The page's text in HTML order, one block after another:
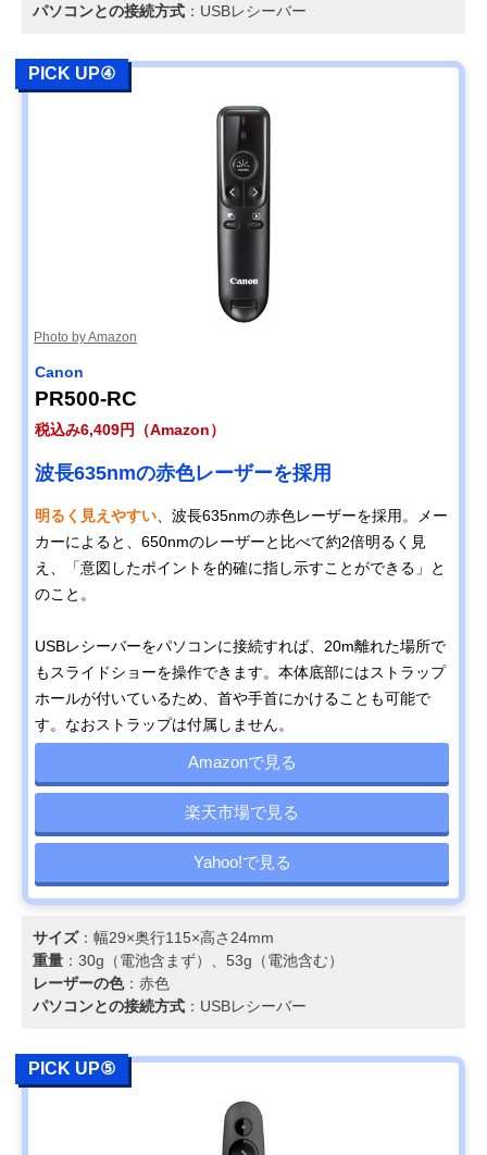
パソコンとの接続方式 ：USBレシーバー
PICK UP④
Photo by Amazon
Canon
PR500-RC
税込み6,409円（Amazon）
波長635nmの赤色レーザーを採用
明るく見えやすい 、波長635nmの赤色レーザーを採用。メー
カーによると、650nmのレーザーと比べて約2倍明るく見
え、「意図したポイントを的確に指し示すことができる」と
のこと。
USBレシーバーをパソコンに接続すれば、20m離れた場所で
もスライドショーを操作できます。本体底部にはストラップ
ホールが付いているため、首や手首にかけることも可能で
す。なおストラップは付属しません。
Amazonで見る
楽天市場で見る
Yahoo!で見る
サイズ：幅29×奥行115×高さ24mm
重量 ：30g（電池含まず）、53g（電池含む）
レーザーの色：赤色
パソコンとの接続方式 ：USBレシーバー
PICK UP⑤